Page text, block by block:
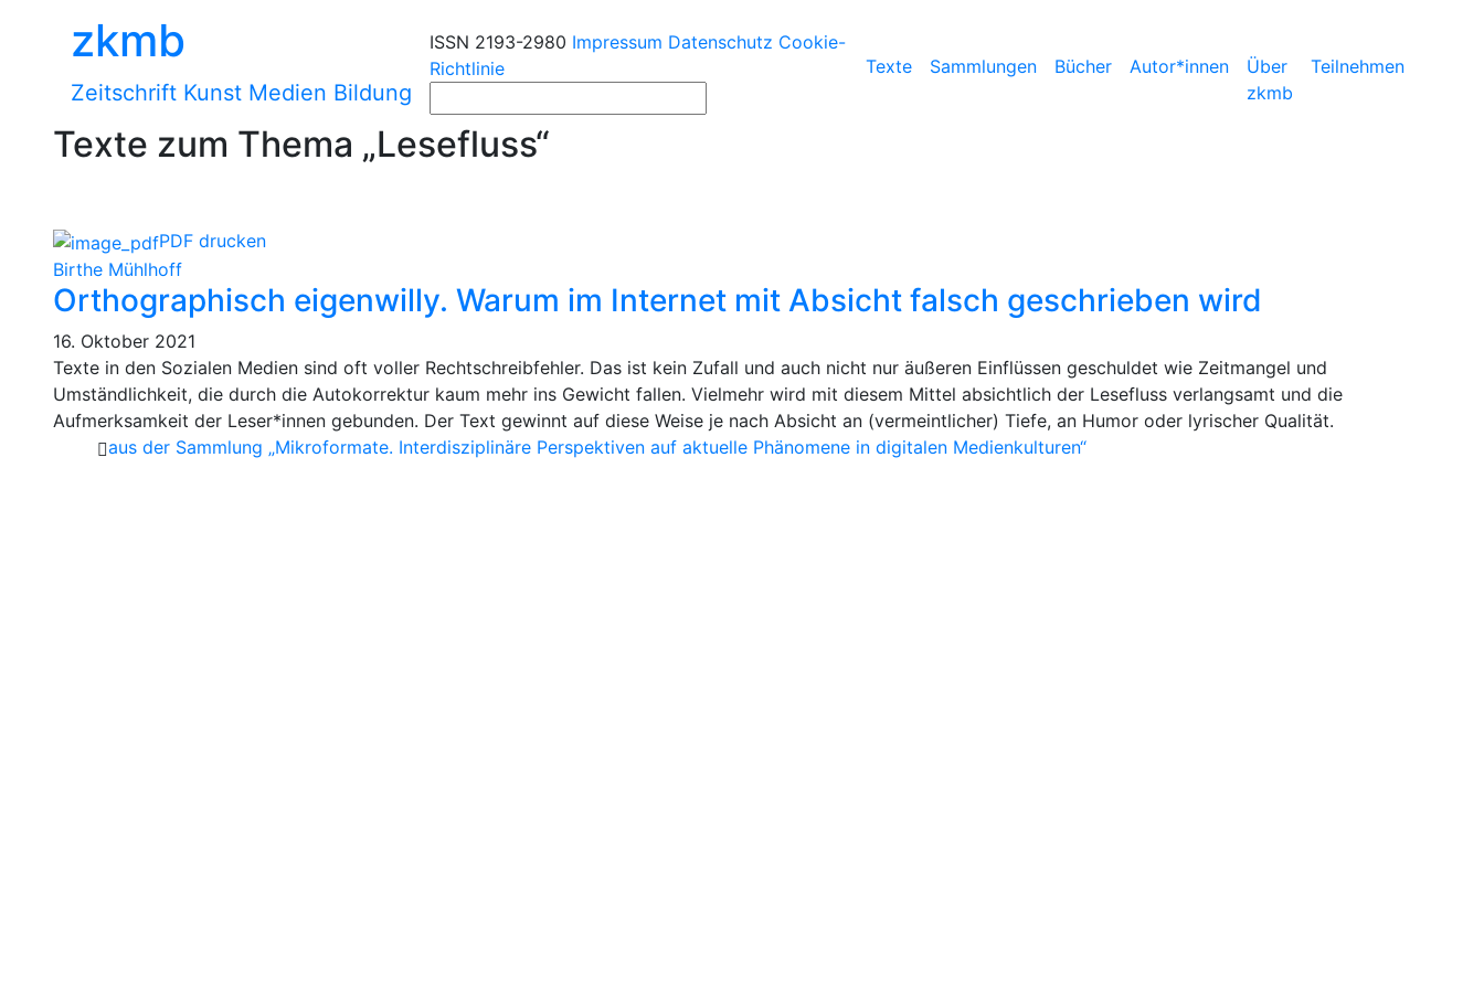
zkmb
Zeitschrift Kunst Medien Bildung
ISSN 2193-2980 Impressum Datenschutz Cookie-
Richtlinie
Texte Sammlungen Bücher Autor*innen
Über
zkmb
Teilnehmen
Texte zum Thema „Lesefluss“
PDF drucken
Birthe Mühlhoff
Orthographisch eigenwilly. Warum im Internet mit Absicht falsch geschrieben wird
16. Oktober 2021
Texte in den Sozialen Medien sind oft voller Rechtschreibfehler. Das ist kein Zufall und auch nicht nur äußeren Einflüssen geschuldet wie Zeitmangel und
Umständlichkeit, die durch die Autokorrektur kaum mehr ins Gewicht fallen. Vielmehr wird mit diesem Mittel absichtlich der Lesefluss verlangsamt und die
Aufmerksamkeit der Leser*innen gebunden. Der Text gewinnt auf diese Weise je nach Absicht an (vermeintlicher) Tiefe, an Humor oder lyrischer Qualität.
aus der Sammlung „Mikroformate. Interdisziplinäre Perspektiven auf aktuelle Phänomene in digitalen Medienkulturen“